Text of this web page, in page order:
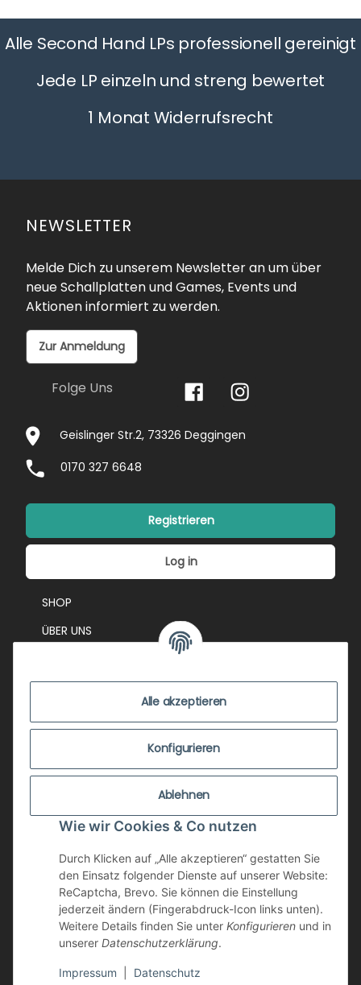
Alle akzeptieren
Konfigurieren
Ablehnen
Wie wir Cookies & Co nutzen
Durch Klicken auf „Alle akzeptieren“ gestatten Sie
den Einsatz folgender Dienste auf unserer Website:
ReCaptcha, Brevo. Sie können die Einstellung
jederzeit ändern (Fingerabdruck-Icon links unten).
Weitere Details finden Sie unter Konfigurieren und in
unserer Datenschutzerklärung.
Impressum Datenschutz
Alle Second Hand LPs professionell gereinigt
Jede LP einzeln und streng bewertet
1 Monat Widerrufsrecht
NEWSLETTER
Melde Dich zu unserem Newsletter an um über
neue Schallplatten und Games, Events und
Aktionen informiert zu werden.
Zur Anmeldung
Folge Uns
Geislinger Str.2, 73326 Deggingen
0170 327 6648
Registrieren
Log in
SHOP
ÜBER UNS
ZUSTANDSBEWERTUNG
ZAHLUNGSMÖGLICHKEITEN
AGB
WIDERRUFSRECHT
DATENSCHUTZ
NEWSLETTER